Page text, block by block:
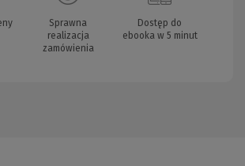
Sprawna
realizacja
zamówienia
Dostęp do
ebooka w 5 minut